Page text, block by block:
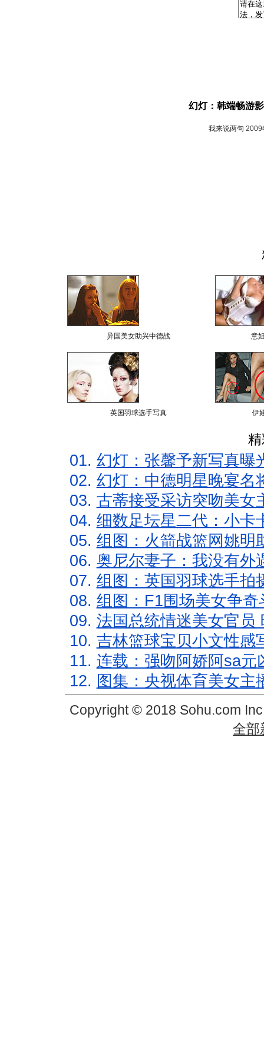
幻灯：韩端畅游
我来说两句 2009
异国美女助兴中德战 意
英国羽球选手写真 伊
01. 幻灯：张馨予新写真曝
02. 幻灯：中德明星晚宴名
03. 古蒂接受采访突吻美女
04. 细数足坛星二代：小卡
05. 组图：火箭战篮网姚明
06. 奥尼尔妻子：我没有外
07. 组图：英国羽球选手拍
08. 组图：F1围场美女争
09. 法国总统情迷美女官员
10. 吉林篮球宝贝小文性感
11. 连载：强吻阿娇阿sa元
12. 图集：央视体育美女主
Copyright © 2018 Sohu.com
全部